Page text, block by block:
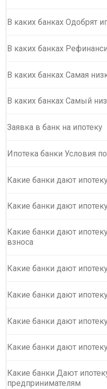
В каких банках Одобрят
В каких банках
В каких банках Самая
В каких банках Самый
Заявка в банк на ипотеку
Ипотека банки Условия
Какие банки дают
Какие банки дают
Какие банки дают
взноса
Какие банки дают
Какие банки дают
Какие банки дают
Какие банки дают
Какие банки Дают
предпринимателям